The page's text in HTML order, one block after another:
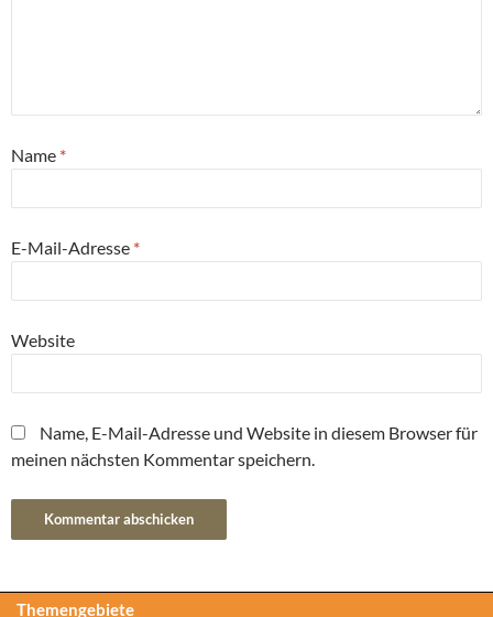
Name *
E-Mail-Adresse *
Website
Name, E-Mail-Adresse und Website in diesem Browser für
meinen nächsten Kommentar speichern.
Themengebiete